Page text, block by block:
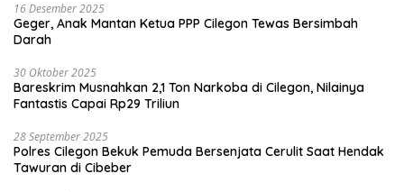
16 Desember 2025
Geger, Anak Mantan Ketua PPP Cilegon Tewas Bersimbah
Darah
30 Oktober 2025
Bareskrim Musnahkan 2,1 Ton Narkoba di Cilegon, Nilainya
Fantastis Capai Rp29 Triliun
28 September 2025
Polres Cilegon Bekuk Pemuda Bersenjata Cerulit Saat Hendak
Tawuran di Cibeber